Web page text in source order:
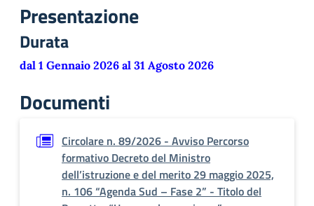
Presentazione
Durata
dal 1 Gennaio 2026 al 31 Agosto 2026
Documenti
Circolare n. 89/2026 - Avviso Percorso
formativo Decreto del Ministro
dell’istruzione e del merito 29 maggio 2025,
n. 106 “Agenda Sud – Fase 2” - Titolo del